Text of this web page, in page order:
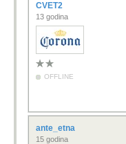
CVET2
13 godina
OFFLINE
ante_etna
15 godina